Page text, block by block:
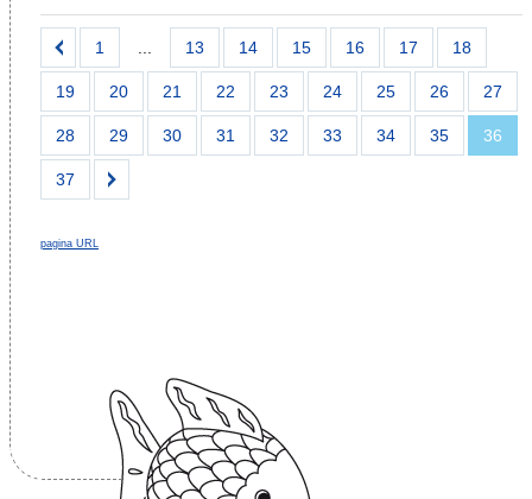
1 ... 13 14 15 16 17 18
19 20 21 22 23 24 25 26 27
28 29 30 31 32 33 34 35 36
37
pagina URL